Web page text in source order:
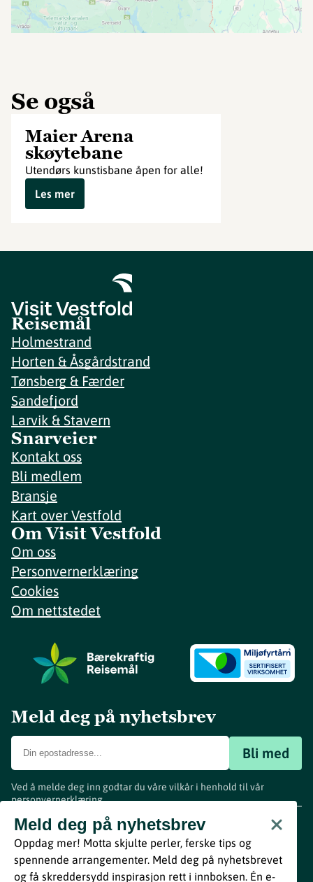
Se også
Maier Arena
skøytebane
Utendørs kunstisbane åpen for alle!
Les mer
Reisemål
Holmestrand
Horten & Åsgårdstrand
Tønsberg & Færder
Sandefjord
Larvik & Stavern
Snarveier
Kontakt oss
Bli medlem
Bransje
Kart over Vestfold
Om Visit Vestfold
Om oss
Personvernerklæring
Cookies
Om nettstedet
Meld deg på nyhetsbrev
Bli med
Ved å melde deg inn godtar du våre vilkår i henhold til vår
personvernerklæring.
Meld deg på nyhetsbrev
Oppdag mer! Motta skjulte perler, ferske tips og
spennende arrangementer. Meld deg på nyhetsbrevet
og få skreddersydd inspirasjon rett i innboksen. Én e-
www.visitvestfold.com
Turistinformasjon
Vestfold Fylkeskommune
ByBreakfast